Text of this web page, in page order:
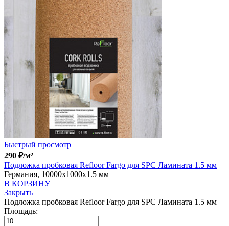
Быстрый просмотр
290 ₽/м²
Подложка пробковая Refloor Fargo для SPC Ламината 1.5 мм
Германия, 10000x1000x1.5 мм
В КОРЗИНУ
Закрыть
Подложка пробковая Refloor Fargo для SPC Ламината 1.5 мм
Площадь: